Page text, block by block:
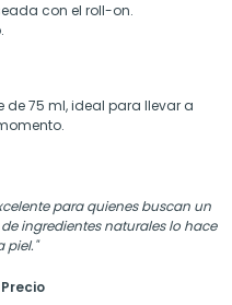
con el roll-on.
de 75 ml, ideal para llevar a
para quienes buscan un
ingredientes naturales lo hace
piel."